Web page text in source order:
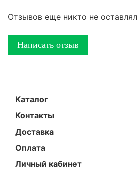
Отзывов еще никто не оставлял
Написать отзыв
Каталог
Контакты
Доставка
Оплата
Личный кабинет